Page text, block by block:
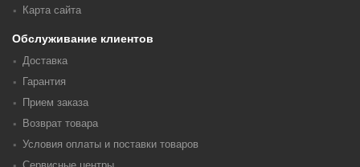
Карта сайта
Обслуживание клиентов
Доставка
Гарантия
Прием заказа
Возврат товара
Условия оплаты и поставки товаров